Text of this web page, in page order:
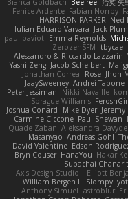
Bianca Goldbach Beefree 治英 矢
Fenice Ardente Fabian Norrby
HARRISON PARKER Ned
Iulian-Eduard Varvara Jack
paul paviot Emma Reynolds
ZerozenSFM tbycae
Alessandro & Riccardo Lazzarin
Yashi Zeng Jacob Schelbert
Jonathan Correa
Rose Jhon
JaaySweeney Andrei Tabone
Peter Jessiman
Nikki Navaille
Sprague Williams
Joshua Conard
Mike Dyer Jeremy
Carmine Ciccone Paul Shewan
Quade Zaban Aleksandra
Masanyao Andreas Gohl
David Valentine Edson
Bryn Couser HanaYou Hakar
Supachai
Axis Design Studio | Elliott
William Bergen II Slompy
Anthony Simuel astroblur